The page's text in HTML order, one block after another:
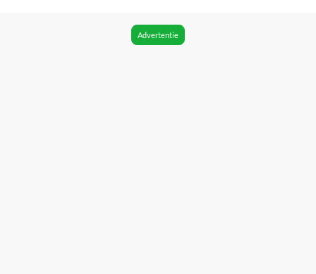
Advertentie